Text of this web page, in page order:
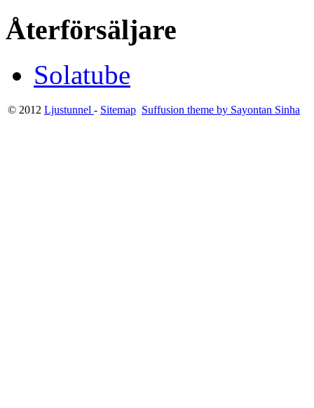
Återförsäljare
Solatube
© 2012 Ljustunnel - Sitemap Suffusion theme by Sayontan Sinha